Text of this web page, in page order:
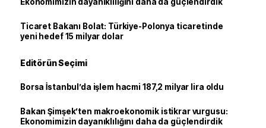
Ekonomimizin dayanıklılığını daha da güçlendirdik
Ticaret Bakanı Bolat: Türkiye-Polonya ticaretinde
yeni hedef 15 milyar dolar
Editörün Seçimi
Borsa İstanbul’da işlem hacmi 187,2 milyar lira oldu
Bakan Şimşek’ten makroekonomik istikrar vurgusu:
Ekonomimizin dayanıklılığını daha da güçlendirdik